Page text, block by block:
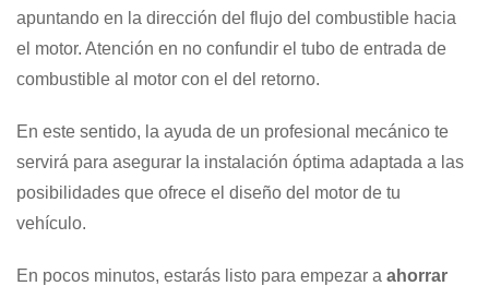
apuntando en la dirección del flujo del combustible hacia
el motor. Atención en no confundir el tubo de entrada de
combustible al motor con el del retorno.
En este sentido, la ayuda de un profesional mecánico te
servirá para asegurar la instalación óptima adaptada a las
posibilidades que ofrece el diseño del motor de tu
vehículo.
En pocos minutos, estarás listo para empezar a ahorrar